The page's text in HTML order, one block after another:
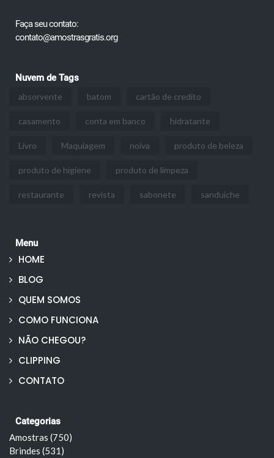
Faça seu contato:
contato@amostrasgratis.org
Nuvem de Tags
absorvente batom cartão de credito
casamento conta em banco hidratante
Livro Maquiagem noiva produto de beleza
produto de higiene produto de limpeza
restaurante revista sabonete sanduiche
Menu
HOME
BLOG
QUEM SOMOS
COMO FUNCIONA
NÃO CHEGOU?
CLIPPING
CONTATO
Categorias
Amostras (750)
Brindes (531)